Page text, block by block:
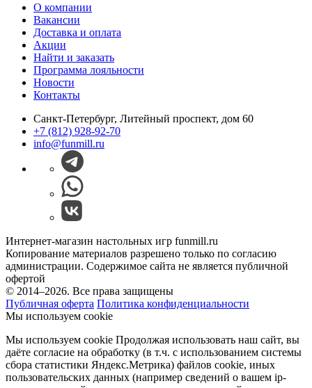
О компании
Вакансии
Доставка и оплата
Акции
Найти и заказать
Программа лояльности
Новости
Контакты
Санкт-Петербург, Литейный проспект, дом 60
+7 (812) 928-92-70
info@funmill.ru
Интернет-магазин настольных игр funmill.ru
Копирование материалов разрешено только по согласию
администрации. Содержимое сайта не является публичной
офертой
© 2014–2026. Все права защищены
Публичная оферта Политика конфиденциальности
Мы используем cookie
Мы используем cookie Продолжая использовать наш cайт, вы
даёте согласие на обработку (в т.ч. с использованием системы
сбора статистики Яндекс.Метрика) файлов cookie, иных
пользовательских данных (например сведений о вашем ip-